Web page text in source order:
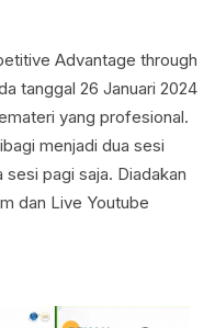
Advantage through
tanggal 26 Januari 2024
yang profesional.
menjadi dua sesi
pagi saja. Diadakan
dan Live Youtube